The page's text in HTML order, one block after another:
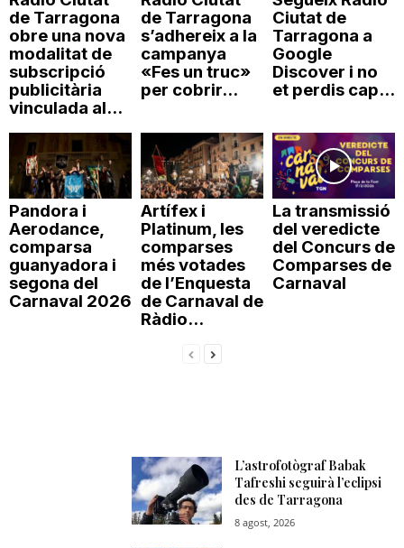
de Tarragona
obre una nova
modalitat de
subscripció
publicitària
vinculada al...
de Tarragona
s’adhereix a la
campanya
«Fes un truc»
per cobrir...
Ciutat de
Tarragona a
Google
Discover i no
et perdis cap...
Pandora i
Aerodance,
comparsa
guanyadora i
segona del
Carnaval 2026
Artífex i
Platinum, les
comparses
més votades
de l’Enquesta
de Carnaval de
Ràdio...
La transmissió
del veredicte
del Concurs de
Comparses de
Carnaval